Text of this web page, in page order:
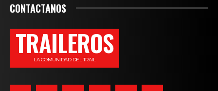
CONTACTANOS
TRAILEROS
LA COMUNIDAD DEL TRAIL